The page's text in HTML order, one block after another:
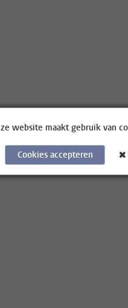
website maakt gebruik van
Cookies accepteren